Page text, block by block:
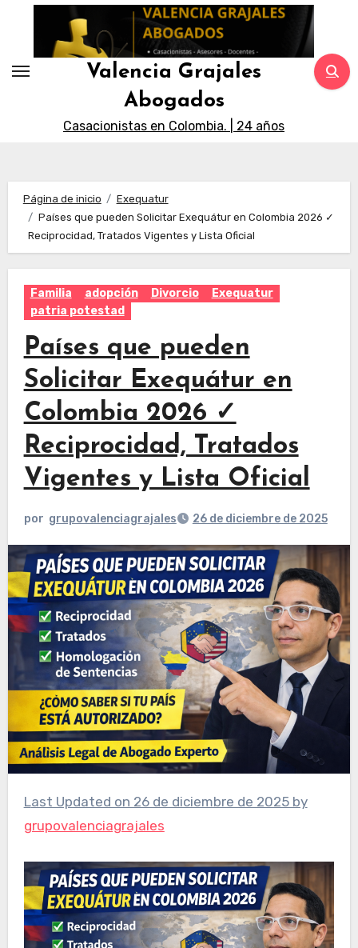
Saltar
contenido
Valencia Grajales
Abogados
Casacionistas en Colombia. | 24 años
Página de inicio
Exequatur
Países que pueden Solicitar Exequátur en Colombia 2026 ✓
Reciprocidad, Tratados Vigentes y Lista Oficial
Familia adopción Divorcio
Exequatur
patria potestad
Países que pueden
Solicitar Exequátur en
Colombia 2026 ✓
Reciprocidad, Tratados
Vigentes y Lista Oficial
por grupovalenciagrajales 26 de diciembre de 2025
Last Updated on 26 de diciembre de 2025 by
grupovalenciagrajales